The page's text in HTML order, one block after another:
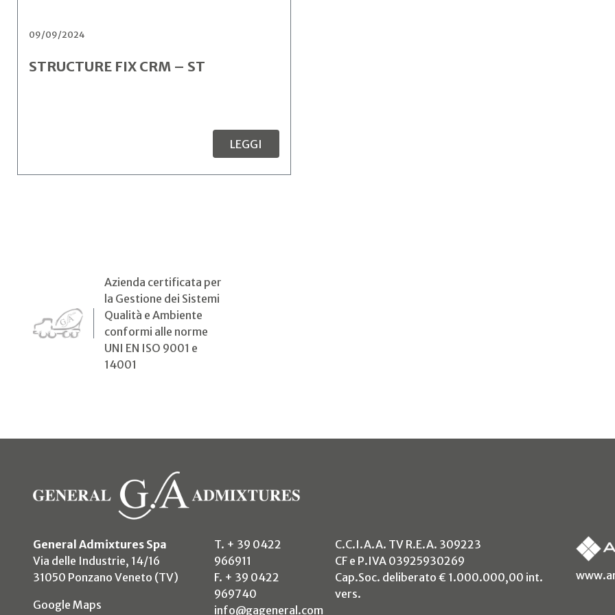
09/09/2024
STRUCTURE FIX CRM – ST
LEGGI
Azienda certificata per
la Gestione dei Sistemi
Qualità e Ambiente
conformi alle norme
UNI EN ISO 9001 e
14001
General Admixtures Spa
Via delle Industrie, 14/16
31050 Ponzano Veneto (TV)
Google Maps (si apre in un nuovo tab)
T. + 39 0422
966911
F. + 39 0422
969740
info@gageneral.com
C.C.I.A.A. TV R.E.A. 309223
CF e P.IVA 03925930269
Cap.Soc. deliberato € 1.000.000,00 int.
vers.